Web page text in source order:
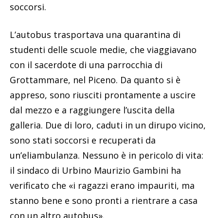
soccorsi.
L’autobus trasportava una quarantina di
studenti delle scuole medie, che viaggiavano
con il sacerdote di una parrocchia di
Grottammare, nel Piceno. Da quanto si è
appreso, sono riusciti prontamente a uscire
dal mezzo e a raggiungere l’uscita della
galleria. Due di loro, caduti in un dirupo vicino,
sono stati soccorsi e recuperati da
un’eliambulanza. Nessuno è in pericolo di vita:
il sindaco di Urbino Maurizio Gambini ha
verificato che «i ragazzi erano impauriti, ma
stanno bene e sono pronti a rientrare a casa